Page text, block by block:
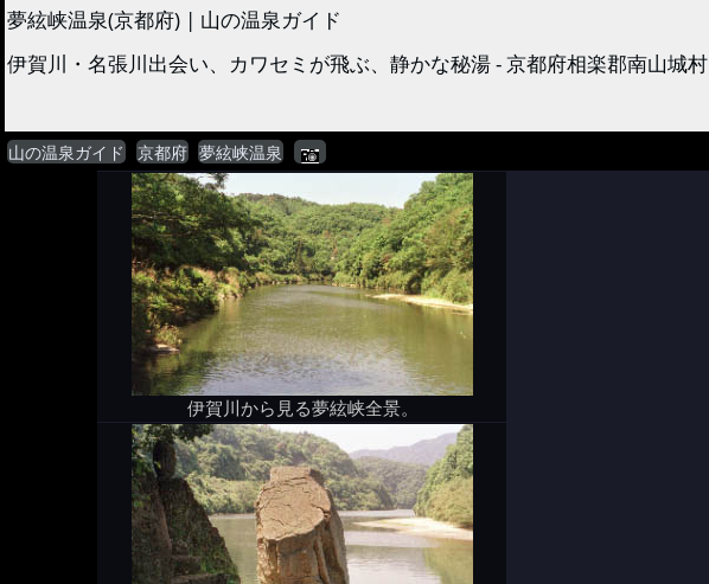
夢絃峡温泉(京都府) | 山の温泉ガイド
伊賀川・名張川出会い、カワセミが飛ぶ、静かな秘湯 - 京都府相楽郡南山城村
山の温泉ガイド 京都府 夢絃峡温泉
伊賀川から見る夢絃峡全景。